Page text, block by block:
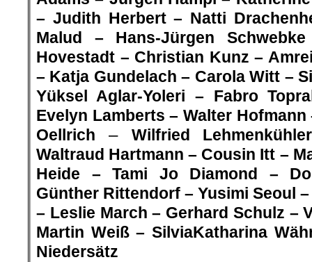
– Judith Herbert – Natti
Malud – Hans-Jürgen
Hovestadt – Christian Kunz – A
– Katja Gundelach – Carola Witt –
Yüksel Aglar-Yoleri –
Fabro
Evelyn Lamberts – Walter
Oellrich – Wilfried
Waltraud Hartmann – Cousin Itt –
Heide – Tami Jo Diamond –
Günther Rittendorf – Yusimi Seoul
– Leslie March – Gerhard Schulz –
Martin Weiß – SilviaKatharina
Niedersätz